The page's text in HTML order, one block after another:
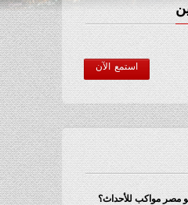
استمع الآن
مصر مواكب للأحداث؟